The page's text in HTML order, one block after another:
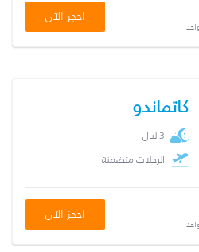
احجز الآن
كاتماندو
3 ليال
الرحلات متضمنة
احجز الآن